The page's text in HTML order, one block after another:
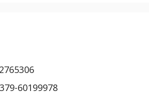
60199978